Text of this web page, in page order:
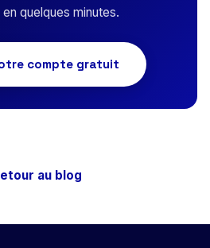
quelques minutes.
compte gratuit
au blog